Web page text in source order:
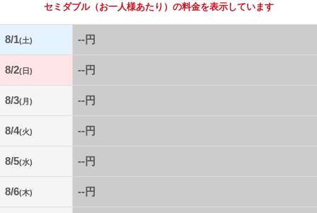
セミダブル（お一人様あたり）の料金を表示しています
8/1(土) --円
8/2(日) --円
8/3(月) --円
8/4(火) --円
8/5(水) --円
8/6(木) --円